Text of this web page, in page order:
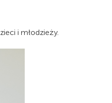
i młodzieży.